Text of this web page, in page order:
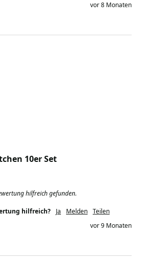
vor 8 Monaten
10er Set
hilfreich gefunden.
hilfreich? Ja Melden Teilen
vor 9 Monaten